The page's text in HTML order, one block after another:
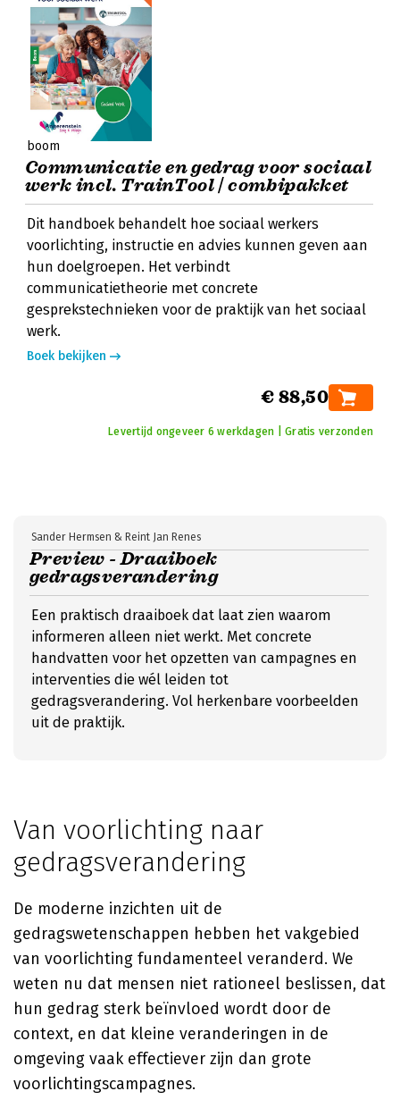
boom
Communicatie en gedrag voor sociaal
werk incl. TrainTool | combipakket
Dit handboek behandelt hoe sociaal werkers
voorlichting, instructie en advies kunnen geven aan
hun doelgroepen. Het verbindt
communicatietheorie met concrete
gesprekstechnieken voor de praktijk van het sociaal
werk.
Boek bekijken
€ 88,50
Levertijd ongeveer 6 werkdagen | Gratis verzonden
Preview - Draaiboek
gedragsverandering
Sander Hermsen & Reint Jan Renes
Een praktisch draaiboek dat laat zien waarom
informeren alleen niet werkt. Met concrete
handvatten voor het opzetten van campagnes en
interventies die wél leiden tot
gedragsverandering. Vol herkenbare voorbeelden
uit de praktijk.
Van voorlichting naar
gedragsverandering
De moderne inzichten uit de
gedragswetenschappen hebben het vakgebied
van voorlichting fundamenteel veranderd. We
weten nu dat mensen niet rationeel beslissen, dat
hun gedrag sterk beïnvloed wordt door de
context, en dat kleine veranderingen in de
omgeving vaak effectiever zijn dan grote
voorlichtingscampagnes.